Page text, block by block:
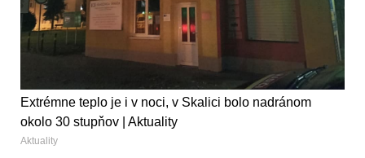
Extrémne teplo je i v noci, v Skalici bolo nadránom
okolo 30 stupňov | Aktuality
Aktuality